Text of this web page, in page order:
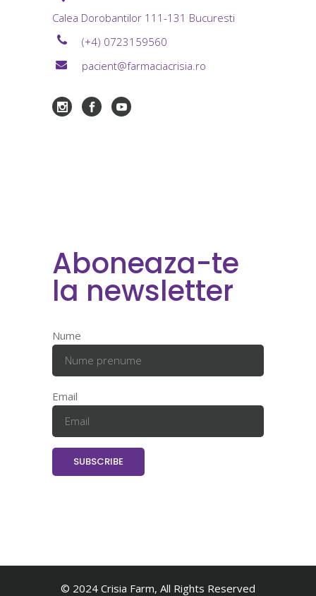
Calea Dorobantilor 111-131 Bucuresti
(+4) 0723159560
pacient@farmaciacrisia.ro
Aboneaza-te
la newsletter
Nume
Email
© 2024 Crisia Farm, All Rights Reserved